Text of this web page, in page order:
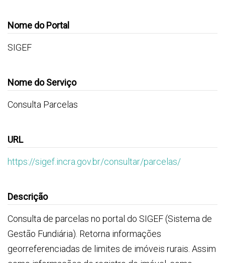
Nome do Portal
SIGEF
Nome do Serviço
Consulta Parcelas
URL
https://sigef.incra.gov.br/consultar/parcelas/
Descrição
Consulta de parcelas no portal do SIGEF (Sistema de
Gestão Fundiária). Retorna informações
georreferenciadas de limites de imóveis rurais. Assim